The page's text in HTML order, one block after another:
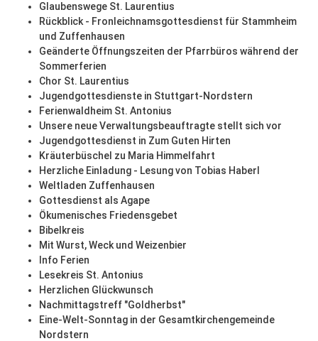
Glaubenswege St. Laurentius
Rückblick - Fronleichnamsgottesdienst für Stammheim
und Zuffenhausen
Geänderte Öffnungszeiten der Pfarrbüros während der
Sommerferien
Chor St. Laurentius
Jugendgottesdienste in Stuttgart-Nordstern
Ferienwaldheim St. Antonius
Unsere neue Verwaltungsbeauftragte stellt sich vor
Jugendgottesdienst in Zum Guten Hirten
Kräuterbüschel zu Maria Himmelfahrt
Herzliche Einladung - Lesung von Tobias Haberl
Weltladen Zuffenhausen
Gottesdienst als Agape
Ökumenisches Friedensgebet
Bibelkreis
Mit Wurst, Weck und Weizenbier
Info Ferien
Lesekreis St. Antonius
Herzlichen Glückwunsch
Nachmittagstreff "Goldherbst"
Eine-Welt-Sonntag in der Gesamtkirchengemeinde
Nordstern